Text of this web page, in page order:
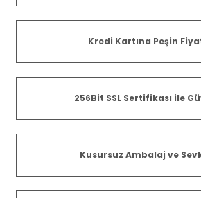
Kredi Kartına Peşin
256Bit SSL Sertifikası ile
Kusursuz Ambalaj ve